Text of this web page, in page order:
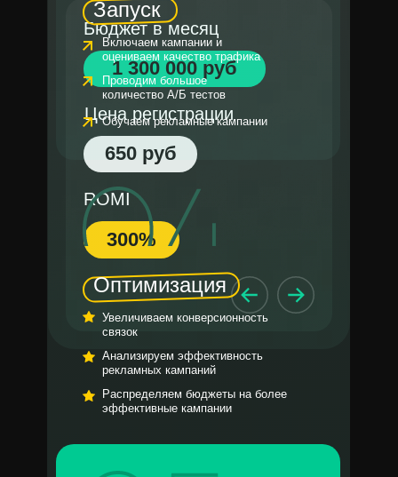
1 300 000 руб
Бюджет в месяц
650 руб
Цена регистрации
300%
ROMI
Увеличиваем конверсионность
связок
Анализируем эффективность
рекламных кампаний
Распределяем бюджеты на более
эффективные кампании
Оптимизация
Включаем кампании и
оцениваем качество трафика
Проводим большое
количество А/Б тестов
Обучаем рекламные кампании
Запуск